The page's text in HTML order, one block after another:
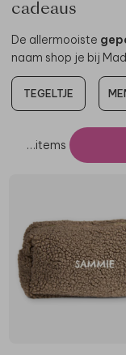
cadeaus
De allermooiste
naam shop je bij
TEGELTJE
…items